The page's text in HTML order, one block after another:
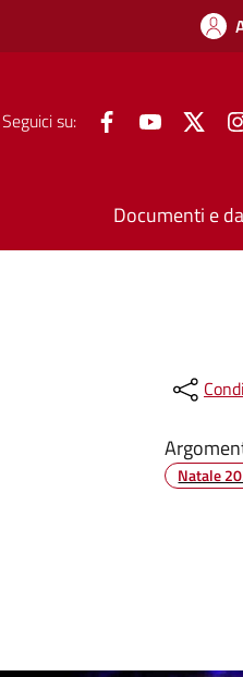
Seguici su: FacebookYouTube
Documenti e
Natale